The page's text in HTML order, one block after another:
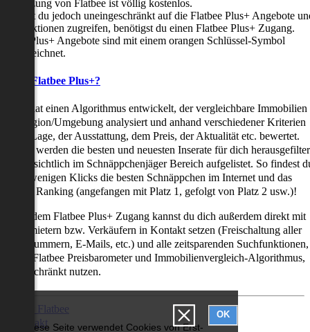
Diese Seite verwendet Cookies von Erst-
OK
Nutzung von Flatbee ist völlig kostenlos.
du jedoch uneingeschränkt auf die Flatbee Plus+ Angebote
zugreifen, benötigst du einen Flatbee Plus+ Zugang.
Plus+ Angebote sind mit einem orangen Schlüssel-Symbol
ist Flatbee Plus+?
hat einen Algorithmus entwickelt, der vergleichbare Immobilien
Region/Umgebung analysiert und anhand verschiedener Kriterien
der Lage, der Ausstattung, dem Preis, der Aktualität etc. bewertet.
werden die besten und neuesten Inserate für dich
übersichtlich im Schnäppchenjäger Bereich aufgelistet. So findest
nur wenigen Klicks die besten Schnäppchen im Internet und das
als Ranking (angefangen mit Platz 1, gefolgt von Platz 2 usw.)!
mit dem Flatbee Plus+ Zugang kannst du dich außerdem direkt mit
Vermietern bzw. Verkäufern in Kontakt setzen (Freischaltung aller
E-Mails, etc.) und alle zeitsparenden Suchfunktionen,
den Flatbee Preisbarometer und Immobilienvergleich-Algorithmus,
nutzen.
Über Flatbee
Kontakt